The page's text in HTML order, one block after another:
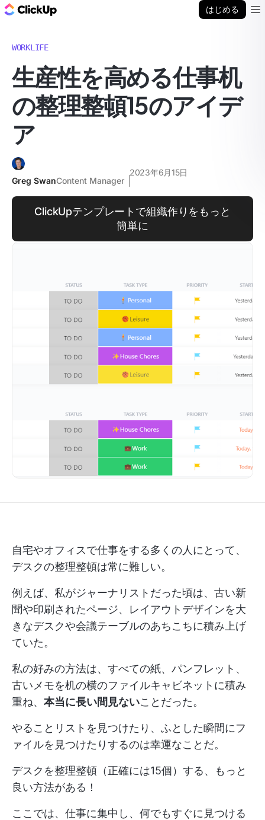
はじめる
WORKLIFE
生産性を高める仕事机
の整理整頓15のアイデ
ア
Greg SwanContent Manager
2023年6月15日
ClickUpテンプレートで組織作りをもっと
簡単に
自宅やオフィスで仕事をする多くの人にとって、
デスクの整理整頓は常に難しい。
例えば、私がジャーナリストだった頃は、古い新
聞や印刷されたページ、レイアウトデザインを大
きなデスクや会議テーブルのあちこちに積み上げ
ていた。
私の好みの方法は、すべての紙、パンフレット、
古いメモを机の横のファイルキャビネットに積み
重ね、 本当に長い間見ないことだった。
やることリストを見つけたり、ふとした瞬間にフ
ァイルを見つけたりするのは幸運なことだ。
デスクを整理整頓（正確には15個）する、もっと
良い方法がある！
ここでは、仕事に集中し、何でもすぐに見つける